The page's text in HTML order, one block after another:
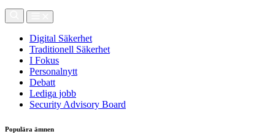
Digital Säkerhet
Traditionell Säkerhet
I Fokus
Personalnytt
Debatt
Lediga jobb
Security Advisory Board
Populära ämnen